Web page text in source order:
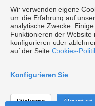
Wir verwenden eigene
um die Erfahrung auf
analytische Zwecke.
Funktionieren der Website
konfigurieren oder
auf der Seite Cookies-
Konfigurieren Sie